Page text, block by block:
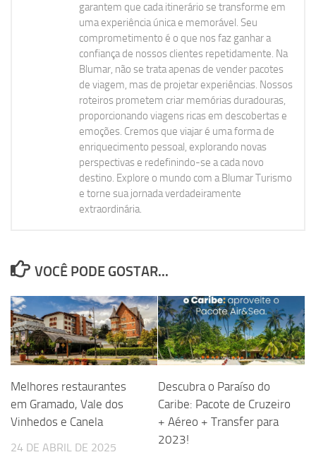
garantem que cada itinerário se transforme em
uma experiência única e memorável. Seu
comprometimento é o que nos faz ganhar a
confiança de nossos clientes repetidamente. Na
Blumar, não se trata apenas de vender pacotes
de viagem, mas de projetar experiências. Nossos
roteiros prometem criar memórias duradouras,
proporcionando viagens ricas em descobertas e
emoções. Cremos que viajar é uma forma de
enriquecimento pessoal, explorando novas
perspectivas e redefinindo-se a cada novo
destino. Explore o mundo com a Blumar Turismo
e torne sua jornada verdadeiramente
extraordinária.
VOCÊ PODE GOSTAR...
Melhores restaurantes
em Gramado, Vale dos
Vinhedos e Canela
24 DE ABRIL DE 2025
Descubra o Paraíso do
Caribe: Pacote de Cruzeiro
+ Aéreo + Transfer para
2023!